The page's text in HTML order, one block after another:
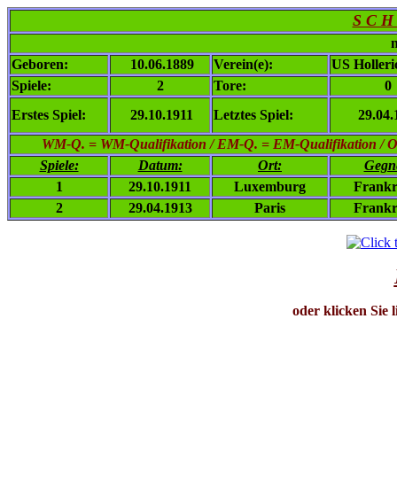
S C
Geboren:
10.06.1889 Verein(e):
US
Spiele:
2 Tore:
0
Erstes Spiel:
29.10.1911 Letztes Spiel:
WM-Q. = WM-Qualifikation / EM-Q. = EM-Qualifikation /
Spiele:
Datum: Ort:
1
29.10.1911 Luxemburg
2
29.04.1913 Paris
oder klicken Sie